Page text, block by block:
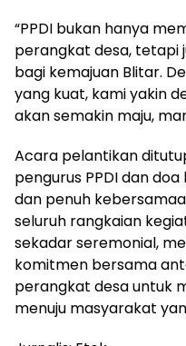
“PPDI bukan hanya
perangkat desa, tetapi
bagi kemajuan Blitar.
yang kuat, kami yakin
akan semakin maju,
Acara pelantikan
pengurus PPDI dan
dan penuh
seluruh rangkaian
sekadar seremonial,
komitmen bersama
perangkat desa untuk
menuju masyarakat